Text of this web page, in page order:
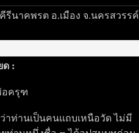
รีนาคพรต อ.เมือง จ.นครสวรรค์
ด :
อครุฑ
าท่านเป็นคนแถบเหนือวัด ไม่มี